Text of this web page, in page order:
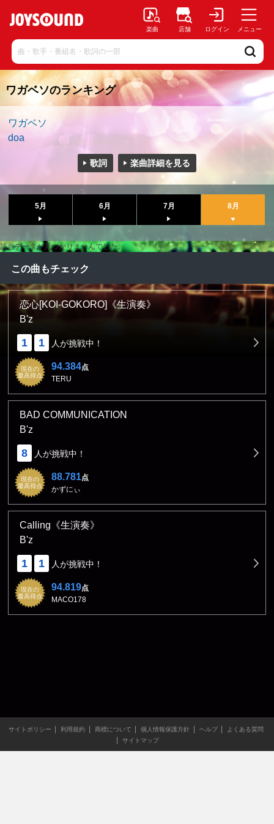
楽曲 店舗 ログイン メニュー
ワガベソのランキング
ワガベソ
doa
歌詞 楽曲詳細を見る
5月 6月 7月 8月
該当データが見つかりませんでした。
この曲もチェック
恋心[KOI-GOKORO]《生演奏》
B'z
1 1 人が挑戦中！
現在の
最高得点
94.384点
TERU
BAD COMMUNICATION
B'z
8 人が挑戦中！
現在の
最高得点
88.781点
かずにぃ
Calling《生演奏》
B'z
1 1 人が挑戦中！
現在の
最高得点
94.819点
MACO178
サイトポリシー 利用規約 商標について 個人情報保護方針 ヘルプ
よくある質問
サイトマップ